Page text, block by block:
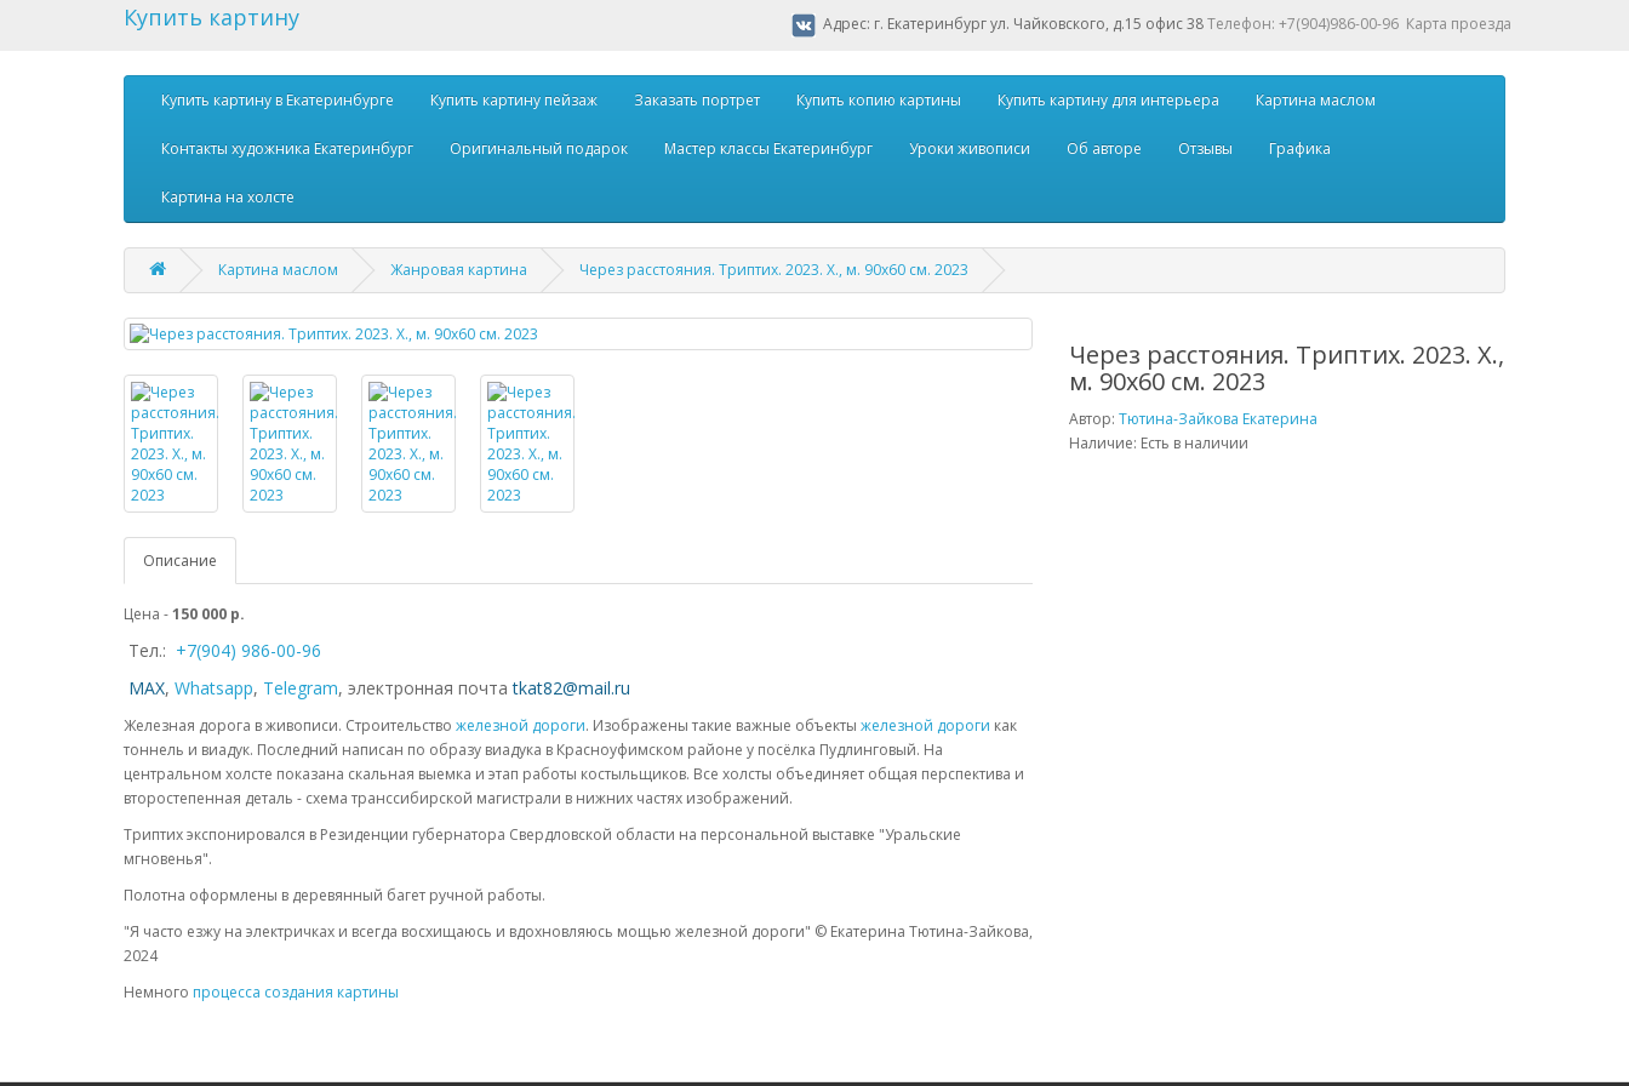
Купить картину Адрес: г. Екатеринбург ул. Чайковского, д.15 офис 38Телефон: +7(904)986-00-96 Карта проезда
Купить картину в Екатеринбурге Купить картину пейзаж Заказать портрет Купить копию картины Купить картину для интерьера Картина маслом
Контакты художника Екатеринбург Оригинальный подарок Мастер классы Екатеринбург Уроки живописи Об авторе Отзывы Графика
Картина на холсте
Картина маслом Жанровая картина Через расстояния. Триптих. 2023. Х., м. 90х60 см. 2023
Описание
Цена -150 000 р.
Тел.: +7(904) 986-00-96
MAX, Whatsapp, Telegram, электронная почтаtkat82@mail.ru
Железная дорога в живописи. Строительство железной дороги. Изображены такие важные объекты железной дороги как
тоннель и виадук. Последний написан по образу виадука в Красноуфимском районе у посёлка Пудлинговый. На
центральном холсте показана скальная выемка и этап работы костыльщиков. Все холсты объединяет общая перспектива и
второстепенная деталь - схема транссибирской магистрали в нижних частях изображений.
Триптих экспонировался в Резиденции губернатора Свердловской области на персональной выставке "Уральские
мгновенья".
Полотна оформлены в деревянный багет ручной работы.
"Я часто езжу на электричках и всегда восхищаюсь и вдохновляюсь мощью железной дороги" © Екатерина Тютина-Зайкова,
2024
Немного процесса создания картины
Через расстояния. Триптих. 2023. Х.,
м. 90х60 см. 2023
Автор: Тютина-Зайкова Екатерина
Наличие: Есть в наличии